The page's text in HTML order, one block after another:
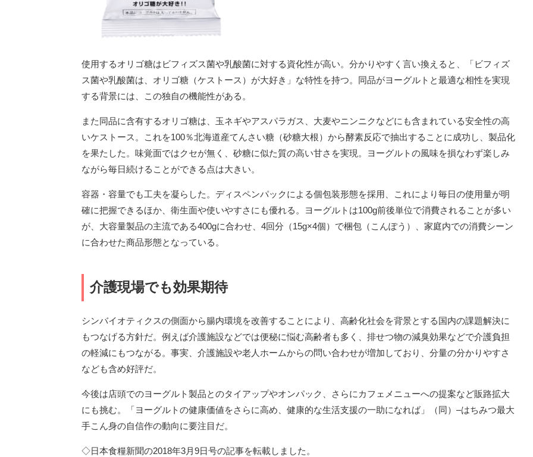
使用するオリゴ糖はビフィズス菌や乳酸菌に対する資化性が高い。分かりやすく言い換えると、「ビフィズ
ス菌や乳酸菌は、オリゴ糖（ケストース）が大好き」な特性を持つ。同品がヨーグルトと最適な相性を実現
する背景には、この独自の機能性がある。
また同品に含有するオリゴ糖は、玉ネギやアスパラガス、大麦やニンニクなどにも含まれている安全性の高
いケストース。これを100％北海道産てんさい糖（砂糖大根）から酵素反応で抽出することに成功し、製品化
を果たした。味覚面ではクセが無く、砂糖に似た質の高い甘さを実現。ヨーグルトの風味を損なわず楽しみ
ながら毎日続けることができる点は大きい。
容器・容量でも工夫を凝らした。ディスペンパックによる個包装形態を採用、これにより毎日の使用量が明
確に把握できるほか、衛生面や使いやすさにも優れる。ヨーグルトは100g前後単位で消費されることが多い
が、大容量製品の主流である400gに合わせ、4回分（15g×4個）で梱包（こんぽう）、家庭内での消費シーン
に合わせた商品形態となっている。
介護現場でも効果期待
シンバイオティクスの側面から腸内環境を改善することにより、高齢化社会を背景とする国内の課題解決に
もつなげる方針だ。例えば介護施設などでは便秘に悩む高齢者も多く、排せつ物の減臭効果などで介護負担
の軽減にもつながる。事実、介護施設や老人ホームからの問い合わせが増加しており、分量の分かりやすさ
なども含め好評だ。
今後は店頭でのヨーグルト製品とのタイアップやオンパック、さらにカフェメニューへの提案など販路拡大
にも挑む。「ヨーグルトの健康価値をさらに高め、健康的な生活支援の一助になれば」（同）–はちみつ最大
手こん身の自信作の動向に要注目だ。
◇日本食糧新聞の2018年3月9日号の記事を転載しました。